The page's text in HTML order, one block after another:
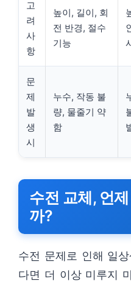
고
려
사
항
높이, 길이, 회
전 반경, 절수
기능
문
제
발
생
시
누수, 작동 불
량, 물줄기 약
함
수전 교체, 언
까?
수전 문제로 인해 일
다면 더 이상 미루지